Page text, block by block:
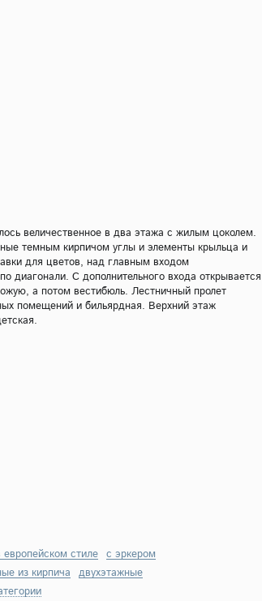
величественное в два этажа с жилым цоколем.
темным кирпичом углы и элементы крыльца и
для цветов, над главным входом
диагонали. С дополнительного входа открывается
а потом вестибюль. Лестничный пролет
помещений и бильярдная. Верхний этаж
европейском стиле с эркером
из кирпича двухэтажные